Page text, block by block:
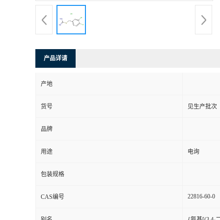
产品详请
产地
货号 见生产批次
品牌
用途 电询
包装规格
CAS编号 22816-60-0